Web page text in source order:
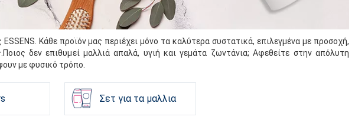
Κάθε προϊόν μας περιέχει μόνο τα καλύτερα συστατικά, επιλεγμένα με προσοχή,
δεν επιθυμεί μαλλιά απαλά, υγιή και γεμάτα ζωντάνια; Αφεθείτε στην απόλυτη
με φυσικό τρόπο.
Σετ για τα μαλλια